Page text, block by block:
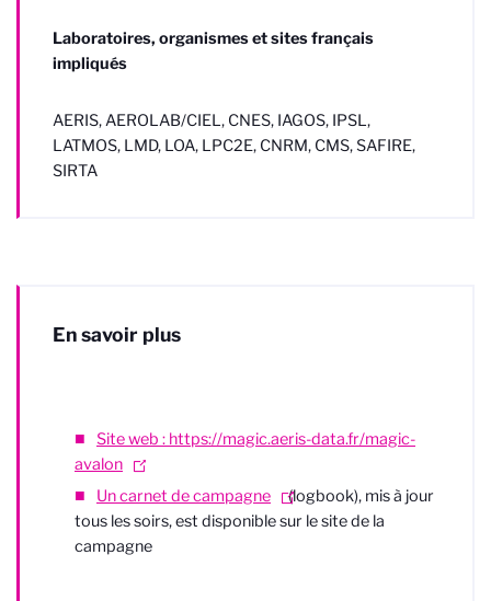
Laboratoires, organismes et sites français
impliqués
AERIS, AEROLAB/CIEL, CNES, IAGOS, IPSL,
LATMOS, LMD, LOA, LPC2E, CNRM, CMS, SAFIRE,
SIRTA
En savoir plus
Site web : https://magic.aeris-data.fr/magic-
avalon
Un carnet de campagne
(logbook), mis à jour
tous les soirs, est disponible sur le site de la
campagne